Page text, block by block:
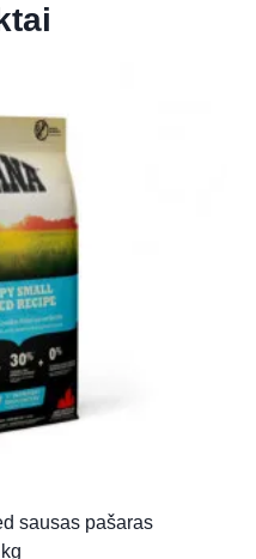
sausas pašaras